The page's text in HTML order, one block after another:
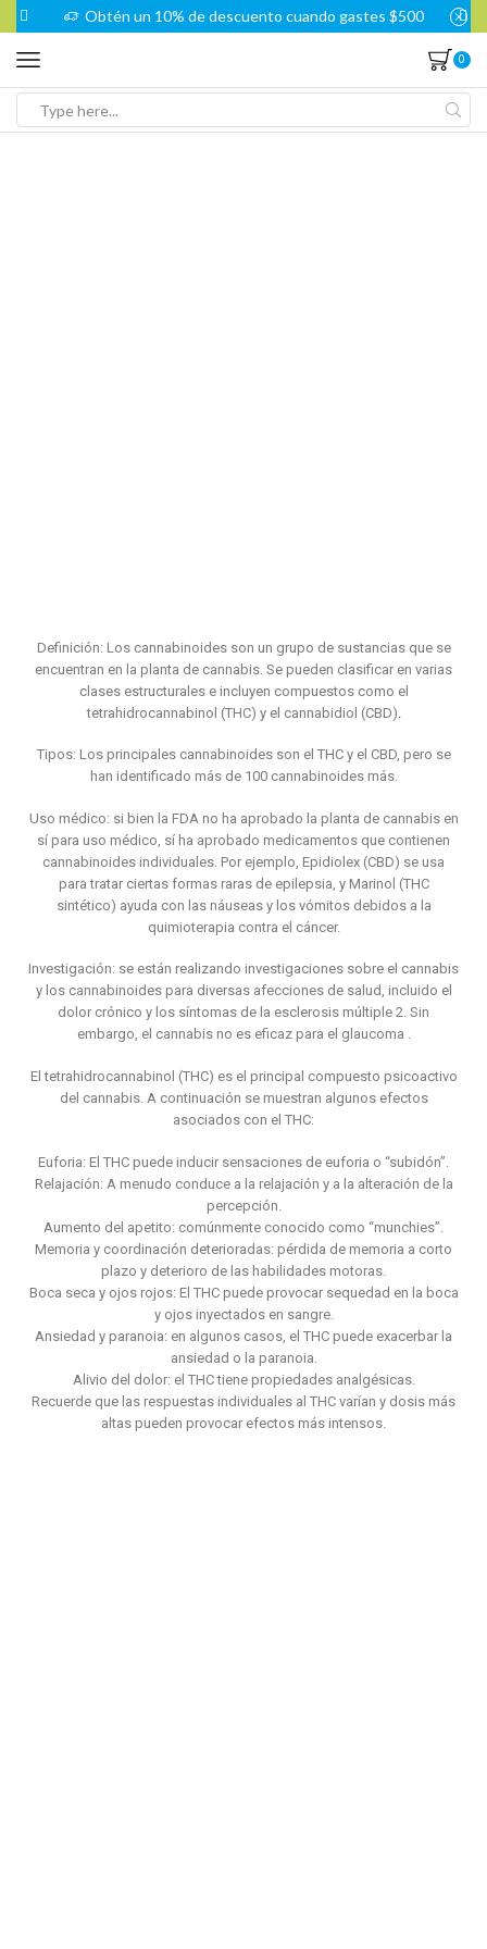
Obtén un 10% de descuento cuando gastes $500
0
Definición: Los cannabinoides son un grupo de sustancias que se
encuentran en la planta de cannabis. Se pueden clasificar en varias
clases estructurales e incluyen compuestos como el
tetrahidrocannabinol (THC) y el cannabidiol (CBD)
Tipos: Los principales cannabinoides son el THC y el CBD, pero se
han identificado más de 100 cannabinoides más.
Uso médico: si bien la FDA no ha aprobado la planta de cannabis en
sí para uso médico, sí ha aprobado medicamentos que contienen
cannabinoides individuales. Por ejemplo, Epidiolex (CBD) se usa
para tratar ciertas formas raras de epilepsia, y Marinol (THC
sintético) ayuda con las náuseas y los vómitos debidos a la
quimioterapia contra el cáncer.
Investigación: se están realizando investigaciones sobre el cannabis
y los cannabinoides para diversas afecciones de salud, incluido el
dolor crónico y los síntomas de la esclerosis múltiple 2. Sin
embargo, el cannabis no es eficaz para el glaucoma .
El tetrahidrocannabinol (THC) es el principal compuesto psicoactivo
del cannabis. A continuación se muestran algunos efectos
asociados con el THC:
Euforia: El THC puede inducir sensaciones de euforia o “subidón”.
Relajación: A menudo conduce a la relajación y a la alteración de la
percepción.
Aumento del apetito: comúnmente conocido como “munchies”.
Memoria y coordinación deterioradas: pérdida de memoria a corto
plazo y deterioro de las habilidades motoras.
Boca seca y ojos rojos: El THC puede provocar sequedad en la boca
y ojos inyectados en sangre.
Ansiedad y paranoia: en algunos casos, el THC puede exacerbar la
ansiedad o la paranoia.
Alivio del dolor: el THC tiene propiedades analgésicas.
Recuerde que las respuestas individuales al THC varían y dosis más
altas pueden provocar efectos más intensos.